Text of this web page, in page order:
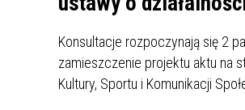
INFORMACJE ZUS
INFORMACJE KRUS
POMOC ZDROWOTNA
NAUCZYCIELI
Konsultacje rozpoczynają się 2
zamieszczenie projektu aktu na
Kultury, Sportu i Komunikacji